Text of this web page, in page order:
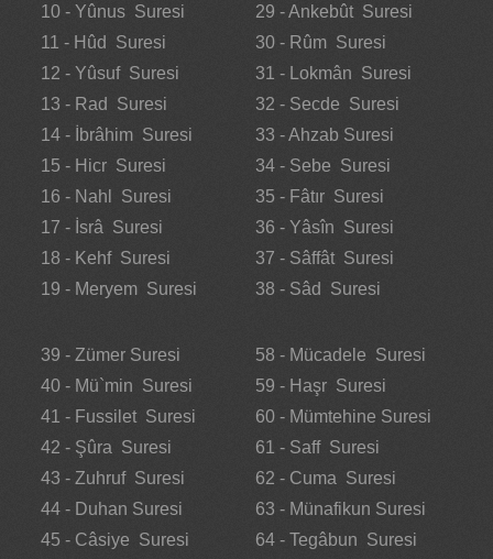
10 - Yûnus Suresi
11 - Hûd Suresi
12 - Yûsuf Suresi
13 - Rad Suresi
14 - İbrâhim Suresi
15 - Hicr Suresi
16 - Nahl Suresi
17 - İsrâ Suresi
18 - Kehf Suresi
19 - Meryem Suresi
29 - Ankebût Suresi
30 - Rûm Suresi
31 - Lokmân Suresi
32 - Secde Suresi
33 - Ahzab Suresi
34 - Sebe Suresi
35 - Fâtır Suresi
36 - Yâsîn Suresi
37 - Sâffât Suresi
38 - Sâd Suresi
39 - Zümer Suresi
40 - Mü`min Suresi
41 - Fussilet Suresi
42 - Şûra Suresi
43 - Zuhruf Suresi
44 - Duhan Suresi
45 - Câsiye Suresi
58 - Mücadele Suresi
59 - Haşr Suresi
60 - Mümtehine Suresi
61 - Saff Suresi
62 - Cuma Suresi
63 - Münafikun Suresi
64 - Tegâbun Suresi